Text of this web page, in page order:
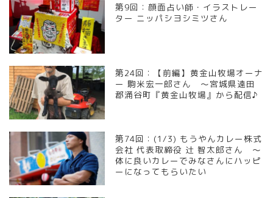
第9回：顔面占い師・イラストレー
ター ニッパシヨシミツさん
第24回：【前編】黄金山牧場オーナ
ー 駒米宏一郎さん ～宮城県遠田
郡涌谷町『黄金山牧場』から配信♪
第74回：(1/3) もうやんカレー株式
会社 代表取締役 辻 智太郎さん ～
体に良いカレーでみなさんにハッピ
ーになってもらいたい